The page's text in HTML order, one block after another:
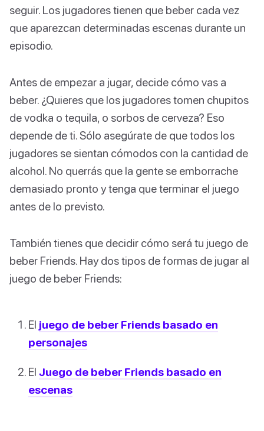
seguir. Los jugadores tienen que beber cada vez
que aparezcan determinadas escenas durante un
episodio.
Antes de empezar a jugar, decide cómo vas a
beber. ¿Quieres que los jugadores tomen chupitos
de vodka o tequila, o sorbos de cerveza? Eso
depende de ti. Sólo asegúrate de que todos los
jugadores se sientan cómodos con la cantidad de
alcohol. No querrás que la gente se emborrache
demasiado pronto y tenga que terminar el juego
antes de lo previsto.
También tienes que decidir cómo será tu juego de
beber Friends. Hay dos tipos de formas de jugar al
juego de beber Friends:
El juego de beber Friends basado en
personajes
El Juego de beber Friends basado en
escenas